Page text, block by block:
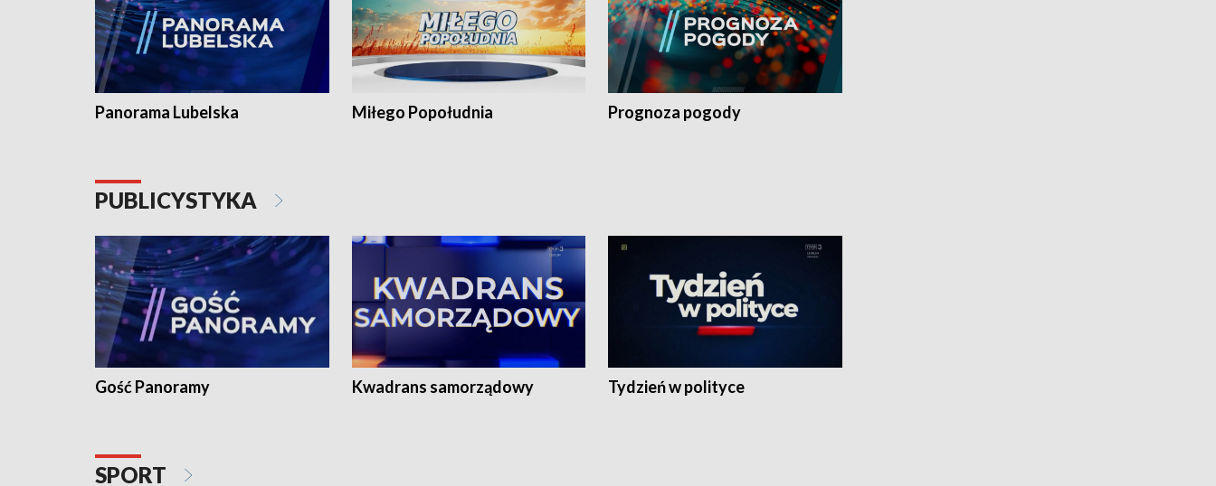
Panorama Lubelska Miłego Popołudnia Prognoza pogody
PUBLICYSTYKA
Gość Panoramy Kwadrans samorządowy Tydzień w polityce
SPORT